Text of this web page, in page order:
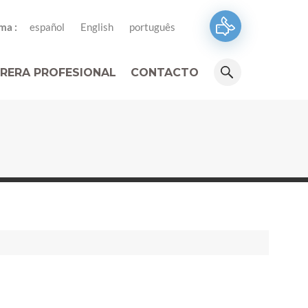
: español English português
PROFESIONAL CONTACTO